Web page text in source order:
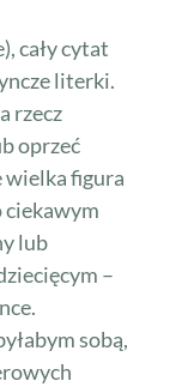
cały cytat
literki.
rzecz
oprzeć
wielka figura
ciekawym
lub
–
sobą,